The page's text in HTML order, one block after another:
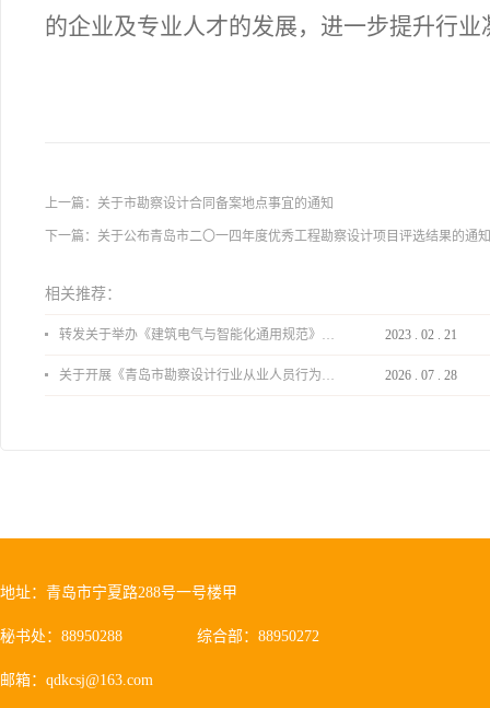
的企业及专业人才的发展，进一步提升行
上一篇： 关于市勘察设计合同备案地点事宜的通知
下一篇： 关于公布青岛市二〇一四年度优秀工程勘察设计项目评选结果的通知
相关推荐：
转发关于举办《建筑电气与智能化通用规范》 GB55024-2022公益宣贯的通知 2023 . 02 . 21
关于开展《青岛市勘察设计行业从业人员行为导则》、《青岛市住宅工程设计审查品质提升指引（2026版）》宣贯活动的通知 2026 . 07 . 28
地址：青岛市宁夏路288号一号楼甲
秘书处：88950288 综合部：88950272
邮箱：qdkcsj@163.com